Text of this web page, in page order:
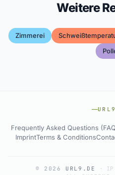
Weitere
Zimmerei
Frequently Asked Questions
ImprintTerms & Conditions
© 2026 URL9.DE ·